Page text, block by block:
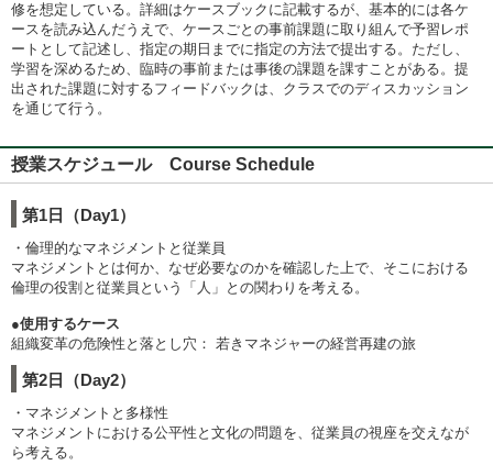
修を想定している。詳細はケースブックに記載するが、基本的には各ケ
ースを読み込んだうえで、ケースごとの事前課題に取り組んで予習レポ
ートとして記述し、指定の期日までに指定の方法で提出する。ただし、
学習を深めるため、臨時の事前または事後の課題を課すことがある。提
出された課題に対するフィードバックは、クラスでのディスカッション
を通じて行う。
授業スケジュール Course Schedule
第1日（Day1）
・倫理的なマネジメントと従業員
マネジメントとは何か、なぜ必要なのかを確認した上で、そこにおける
倫理の役割と従業員という「人」との関わりを考える。
●使用するケース
組織変革の危険性と落とし穴： 若きマネジャーの経営再建の旅
第2日（Day2）
・マネジメントと多様性
マネジメントにおける公平性と文化の問題を、従業員の視座を交えなが
ら考える。